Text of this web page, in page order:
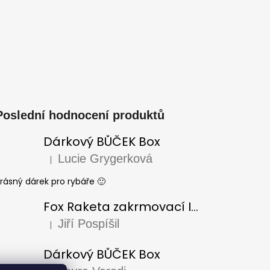
hodnocení produktů
Dárkový BŮČEK Box
Hodnocení produktu je 5 z 5 hvězdiček.
| Lucie Grygerková
dárek pro rybáře 🙂
Fox Raketa zakrmovací Impact Spod
Hodnocení produktu je 5 z 5 hvězdiček.
| Jiří Pospíšil
Dárkový BŮČEK Box